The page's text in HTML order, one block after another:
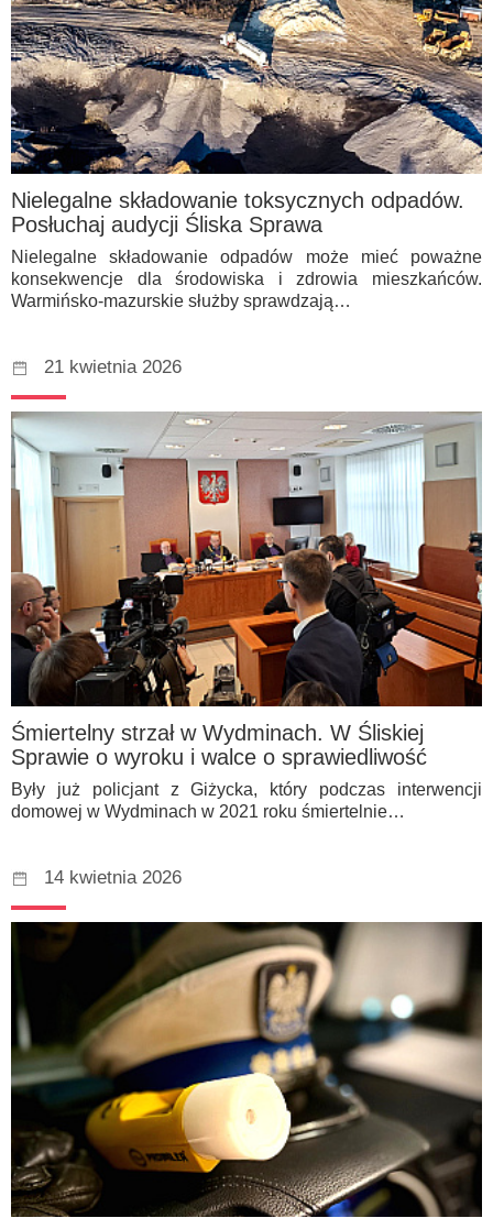
Nielegalne składowanie toksycznych odpadów.
Posłuchaj audycji Śliska Sprawa
Nielegalne składowanie odpadów może mieć poważne
konsekwencje dla środowiska i zdrowia mieszkańców.
Warmińsko-mazurskie służby sprawdzają…
21 kwietnia 2026
Śmiertelny strzał w Wydminach. W Śliskiej
Sprawie o wyroku i walce o sprawiedliwość
Były już policjant z Giżycka, który podczas interwencji
domowej w Wydminach w 2021 roku śmiertelnie…
14 kwietnia 2026